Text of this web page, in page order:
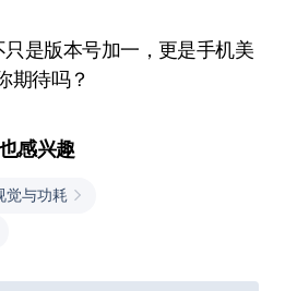
只是版本号加一，更是手机美
期待吗？
感兴趣
觉与功耗